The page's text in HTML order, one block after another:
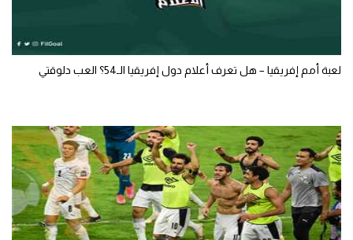
لعبة أمم إفريقيا – هل تعرف أعلام دول إفريقيا الـ54؟ العب دلوقتي